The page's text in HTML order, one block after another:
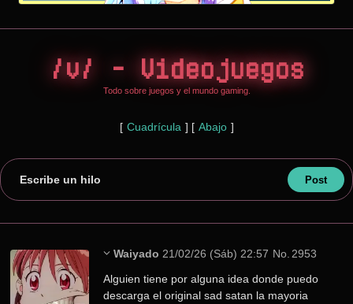
/v/ - Videojuegos
Todo sobre juegos y el mundo gaming.
[ Cuadrícula ] [ Abajo ]
Escribe un hilo
Waiyado 21/02/26 (Sáb) 22:57 No. 2953
Alguien tiene por alguna idea donde puedo
descarga el original sad satan la mayoria